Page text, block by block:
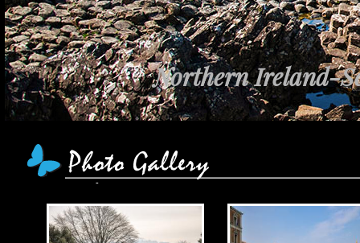
Northern Ireland-